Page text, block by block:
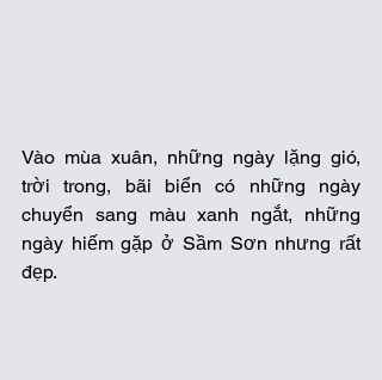
Vào mùa xuân, những ngày lặng gió,
trời trong, bãi biển có những ngày
chuyển sang màu xanh ngắt, những
ngày hiếm gặp ở Sầm Sơn nhưng rất
đẹp.